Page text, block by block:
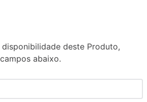
deste Produto,
abaixo.